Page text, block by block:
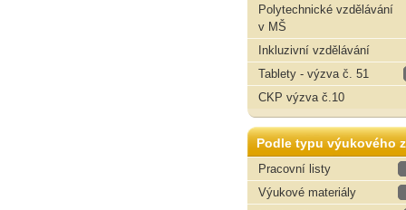
Polytechnické vzdělávání
v MŠ
Inkluzivní vzdělávání
Tablety - výzva č. 51
CKP výzva č.10
Podle typu výukového
Pracovní listy
Výukové materiály